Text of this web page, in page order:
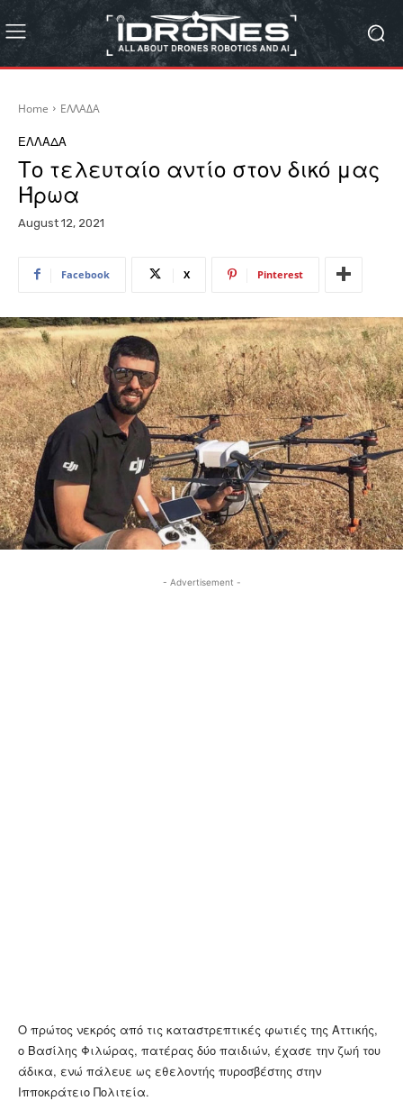
Home ΕΛΛΑΔΑ
ΕΛΛΑΔΑ
Το τελευταίο αντίο στον δικό μας
Ήρωα
August 12, 2021
Facebook X Pinterest
- Advertisement -
Ο πρώτος νεκρός από τις καταστρεπτικές φωτιές της Αττικής,
ο Βασίλης Φιλώρας, πατέρας δύο παιδιών, έχασε την ζωή του
άδικα, ενώ πάλευε ως εθελοντής πυροσβέστης στην
Ιπποκράτειο Πολιτεία.